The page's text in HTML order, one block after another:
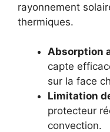
rayonnement
thermiques.
Absorption
capte
sur la face
Limitation
protecteur
convection.